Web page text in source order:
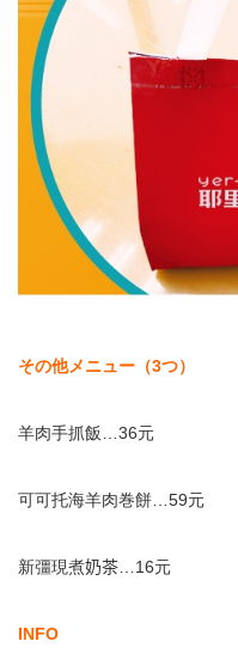
その他メニュー（3つ）
羊肉手抓飯…36元
可可托海羊肉巻餅…59元
新彊現煮奶茶…16元
INFO